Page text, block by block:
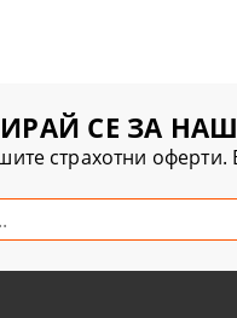
СЕ ЗА
страхотни